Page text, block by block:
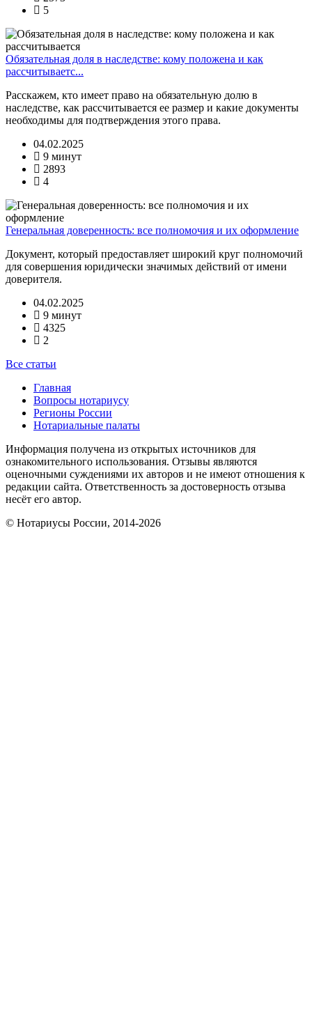
5
Обязательная доля в наследстве: кому положена и как
рассчитываетс...
Расскажем, кто имеет право на обязательную долю в
наследстве, как рассчитывается ее размер и какие документы
необходимы для подтверждения этого права.
04.02.2025
9 минут
2893
4
Генеральная доверенность: все полномочия и их оформление
Документ, который предоставляет широкий круг полномочий
для совершения юридически значимых действий от имени
доверителя.
04.02.2025
9 минут
4325
2
Все статьи
Главная
Вопросы нотариусу
Регионы России
Нотариальные палаты
Информация получена из открытых источников для
ознакомительного использования. Отзывы являются
оценочными суждениями их авторов и не имеют отношения к
редакции сайта. Ответственность за достоверность отзыва
несёт его автор.
© Нотариусы России, 2014-2026